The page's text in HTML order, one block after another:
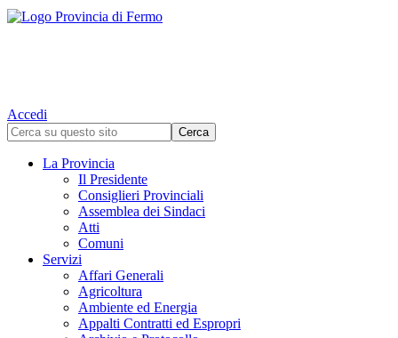
Accedi
La Provincia
Il Presidente
Consiglieri Provinciali
Assemblea dei Sindaci
Atti
Comuni
Servizi
Affari Generali
Agricoltura
Ambiente ed Energia
Appalti Contratti ed Espropri